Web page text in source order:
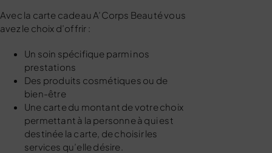
Avec la carte cadeau A’Corps Beauté vous
avez le choix d’offrir :
Un soin spécifique parmi nos
prestations
Des produits cosmétiques ou de
bien-être
Une carte du montant de votre choix
permettant à la personne à qui est
destinée la carte, de choisir les
services qu’elle désire.